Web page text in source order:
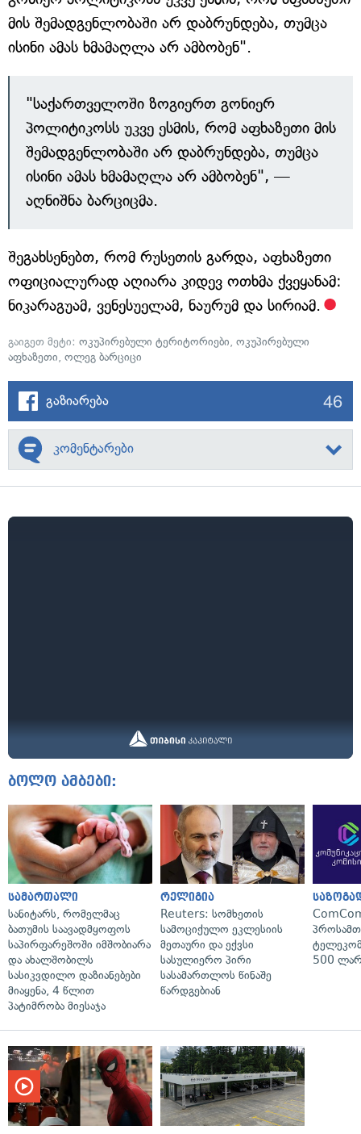
მის შემადგენლობაში არ დაბრუნდება, თუმცა
ისინი ამას ხმამაღლა არ ამბობენ".
"საქართველოში ზოგიერთ გონიერ
პოლიტიკოსს უკვე ესმის, რომ აფხაზეთი მის
შემადგენლობაში არ დაბრუნდება, თუმცა
ისინი ამას ხმამაღლა არ ამბობენ", —
აღნიშნა ბარციცმა.
შეგახსენებთ, რომ რუსეთის გარდა, აფხაზეთი
ოფიციალურად აღიარა კიდევ ოთხმა ქვეყანამ:
ნიკარაგუამ, ვენესუელამ, ნაურუმ და სირიამ.
გაიგეთ მეტი: ოკუპირებული ტერიტორიები, ოკუპირებული
აფხაზეთი, ოლეგ ბარციცი
გაზიარება 46
კომენტარები
ბოლო ამბები:
სამართალი
სანიტარს, რომელმაც
ბათუმის საავადმყოფოს
საპირფარეშოში იმშობიარა
და ახალშობილს
სასიკვდილო დაზიანებები
მიაყენა, 4 წლით
პატიმრობა მიესაჯა
რელიგია
Reuters: სომხეთის
სამოციქულო ეკლესიის
მეთაური და ექვსი
სასულიერო პირი
სასამართლოს წინაშე
წარდგებიან
500